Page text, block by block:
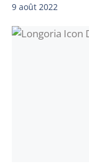
9 août 2022